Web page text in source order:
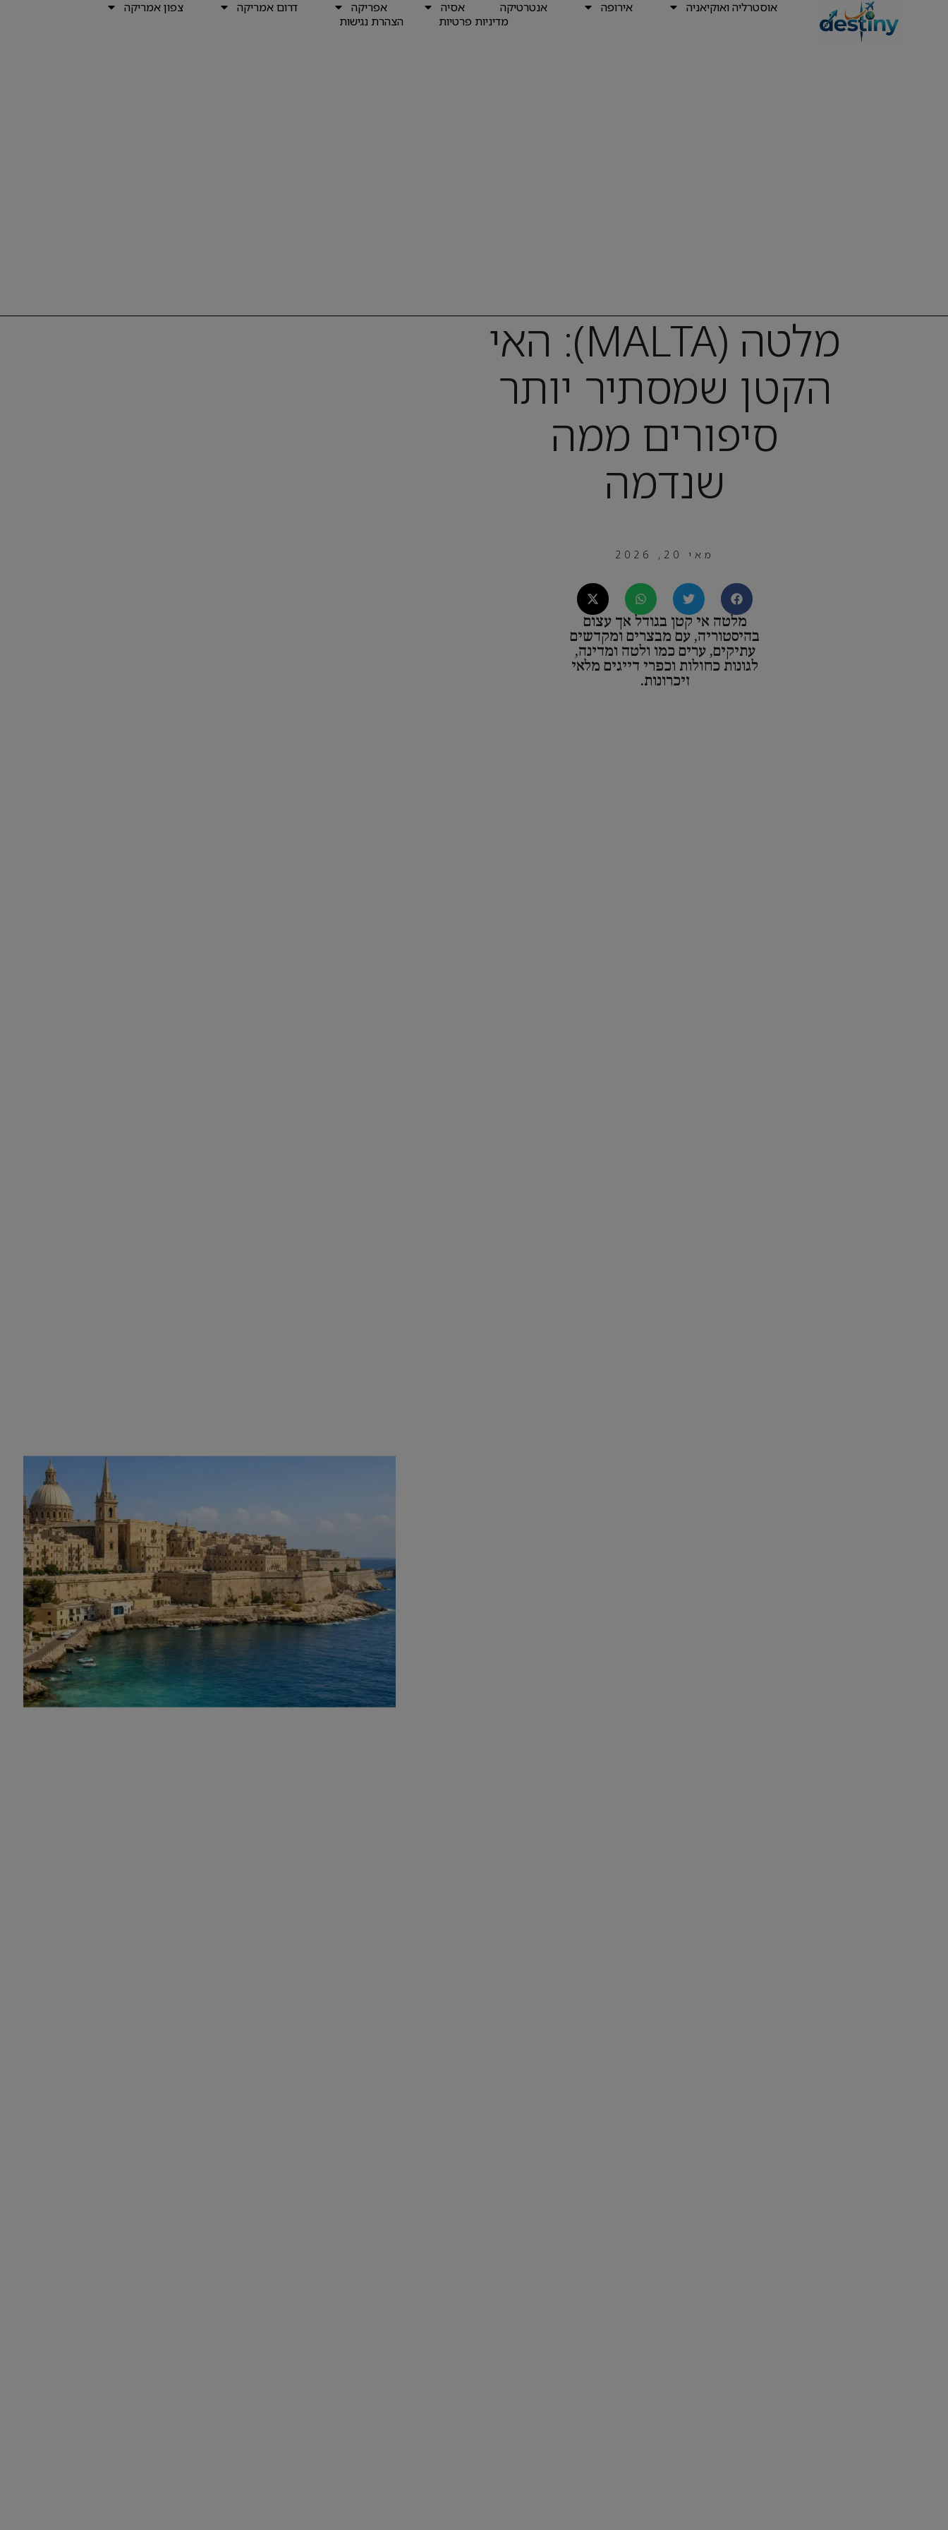
אוסטרליה ואוקיאניה אירופה אנטרטיקה אסיה אפריקה דרום אמריקה
צפון אמריקה
מדיניות פרטיות
הצהרת נגישות
מלטה (MALTA): האי
הקטן שמסתיר יותר
סיפורים ממה
שנדמה
מאי 20, 2026
מלטה אי קטן בגודל אך עצום
בהיסטוריה, עם מבצרים ומקדשים
עתיקים, ערים כמו ולטה ומדינה,
לגונות כחולות וכפרי דייגים מלאי
זיכרונות.